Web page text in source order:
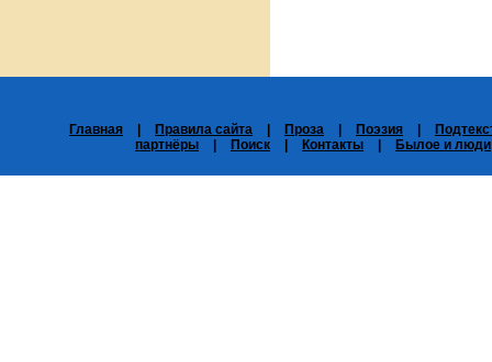
Главная Правила сайта Проза Поэзия
партнёры
Поиск Контакты Былое и люди